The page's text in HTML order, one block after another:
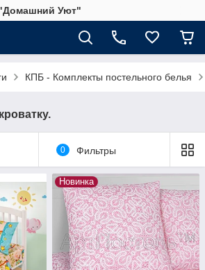
"Домашний Уют"
КПБ - Комплекты постельного белья
0 Фильтры
Новинка